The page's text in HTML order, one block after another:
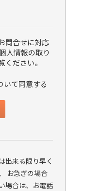
問合せに対応
人情報の取り
ください。
いて同意する
出来る限り早く
お急ぎの場合
場合は、お電話